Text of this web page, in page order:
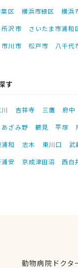
区 横浜市緑区 横浜
所沢市 さいたま市浦和
市川市 松戸市 八千代
す
吉祥寺 三鷹 府中
あざみ野 鶴見 平塚
浦和 志木 東川口 武
浦安 京成津田沼 西白
動物病院ドク